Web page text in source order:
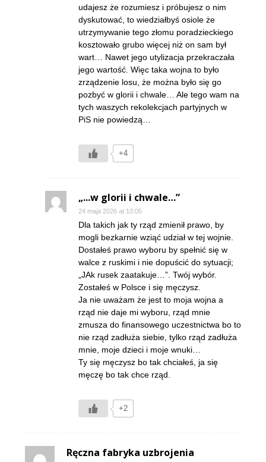
udajesz że rozumiesz i próbujesz o nim
dyskutować, to wiedziałbyś osiole że
utrzymywanie tego złomu poradzieckiego
kosztowało grubo więcej niż on sam był
wart… Nawet jego utylizacja przekraczała
jego wartość. Więc taka wojna to było
zrządzenie losu, że można było się go
pozbyć w glorii i chwale… Ale tego wam na
tych waszych rekolekcjach partyjnych w
PiS nie powiedzą…
+4
„...w glorii i chwale…”
24 maja 2026 at 10:05
Dla takich jak ty rząd zmienił prawo, by
mogli bezkarnie wziąć udział w tej wojnie.
Dostałeś prawo wyboru by spełnić się w
walce z ruskimi i nie dopuścić do sytuacji;
„JAk rusek zaatakuje…”. Twój wybór.
Zostałeś w Polsce i się męczysz.
Ja nie uważam że jest to moja wojna a
rząd nie daje mi wyboru, rząd mnie
zmusza do finansowego uczestnictwa bo to
nie rząd zadłuża siebie, tylko rząd zadłuża
mnie, moje dzieci i moje wnuki…
Ty się męczysz bo tak chciałeś, ja się
męczę bo tak chce rząd.
+2
Ręczna fabryka uzbrojenia